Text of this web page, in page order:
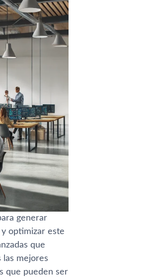
generar
y optimizar este
que
las mejores
que pueden ser